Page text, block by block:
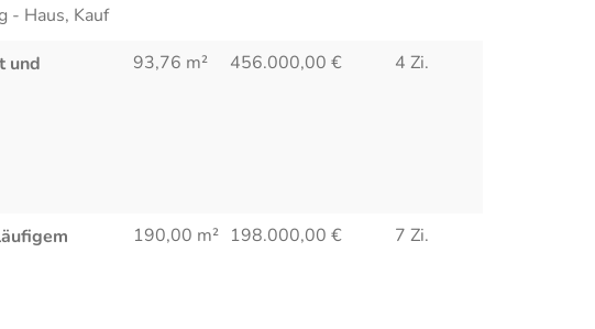
- Haus, Kauf
und
93,76 m² 456.000,00 € 4 Zi.
190,00 m² 198.000,00 € 7 Zi.